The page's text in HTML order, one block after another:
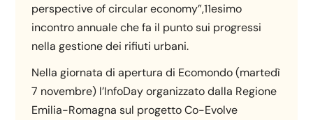
perspective of circular economy”,11esimo
incontro annuale che fa il punto sui progressi
nella gestione dei rifiuti urbani.
Nella giornata di apertura di Ecomondo (martedì
7 novembre) l’InfoDay organizzato dalla Regione
Emilia-Romagna sul progetto Co-Evolve